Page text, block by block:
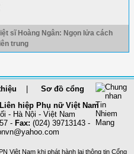
sĩ Hoàng Ngân: Ngọn lửa cách
trung
Sơ đồ cổng
hiệp Phụ nữ Việt Nam
- Hà Nội - Việt Nam
- Fax: (024) 39713143 -
Việt Nam khi phát hành lại thông tin Cổng